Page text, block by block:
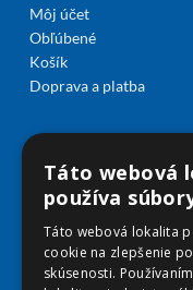
Môj účet
Obľúbené
Košík
Doprava a platba
Táto webová
používa
Táto webová lokalita
cookie na zlepšenie
skúsenosti.